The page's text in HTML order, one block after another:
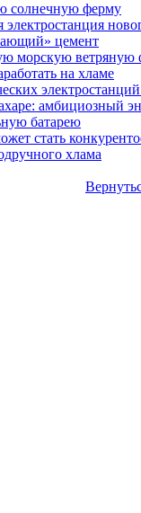
солнечную ферму
цемент
морскую ветряную
на хламе
амбициозный
батарею
стать
хлама